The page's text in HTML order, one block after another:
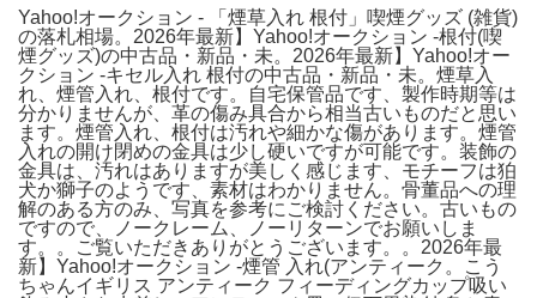
Yahoo!オークション - 「煙草入れ 根付」喫煙グッズ (雑貨)
の落札相場。2026年最新】Yahoo!オークション -根付(喫
煙グッズ)の中古品・新品・未。2026年最新】Yahoo!オー
クション -キセル入れ 根付の中古品・新品・未。煙草入
れ、煙管入れ、根付です。自宅保管品です、製作時期等は
分かりませんが、革の傷み具合から相当古いものだと思い
ます。煙管入れ、根付は汚れや細かな傷があります。煙管
入れの開け閉めの金具は少し硬いですが可能です。装飾の
金具は、汚れはありますが美しく感じます、モチーフは狛
犬か獅子のようです、素材はわかりません。骨董品への理
解のある方のみ、写真を参考にご検討ください。古いもの
ですので、ノークレーム、ノーリターンでお願いしま
す。。ご覧いただきありがとうございます。。2026年最
新】Yahoo!オークション -煙管 入れ(アンティーク。こう
ちゃんイギリス アンティーク フィーディングカップ吸い